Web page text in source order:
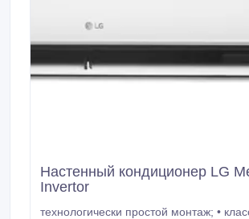
Настенный кондиционер LG
Invertor
технологически простой монтаж; • классический